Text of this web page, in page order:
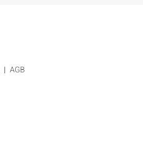
AGB